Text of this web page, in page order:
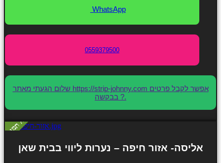
WhatsApp
0559379500
שלום הגעתי מאתר https://strip-johnny.com אפשר לקבל פרטים
בבקשה ?.
אליסה- אזור חיפה – נערות ליווי בבית שאן